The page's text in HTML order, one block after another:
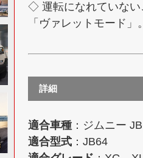
◇ 運転になれていない
「ヴァレットモード」
詳細
適合車種 ：ジムニー
適合型式 ：JB64